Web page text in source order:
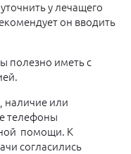
у лечащего
он вводить
полезно иметь с
наличие или
телефоны
помощи. К
согласились